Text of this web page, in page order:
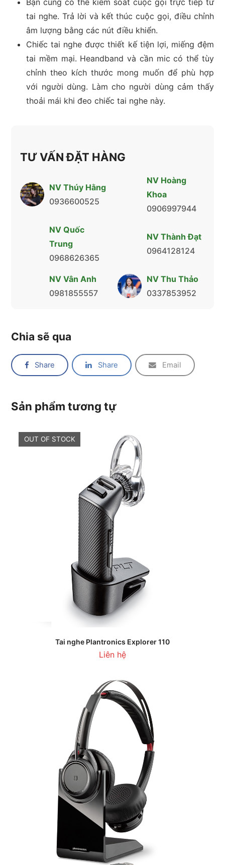
Bạn cũng có thể kiểm soát cuộc gọi trực tiếp từ
tai nghe. Trả lời và kết thúc cuộc gọi, điều chỉnh
âm lượng bằng các nút điều khiển.
Chiếc tai nghe được thiết kế tiện lợi, miếng đệm
tai mềm mại. Heandband và cần mic có thể tùy
chỉnh theo kích thước mong muốn để phù hợp
với người dùng. Làm cho người dùng cảm thấy
thoải mái khi đeo chiếc tai nghe này.
TƯ VẤN ĐẶT HÀNG
NV Thúy Hằng
0936600525
NV Hoàng
Khoa
0906997944
NV Quốc
Trung
0968626365
NV Thành Đạt
0964128124
NV Vân Anh
0981855557
NV Thu Thảo
0337853952
Chia sẽ qua
Share Share Email
Sản phẩm tương tự
OUT OF STOCK
Tai nghe Plantronics Explorer 110
Liên hệ